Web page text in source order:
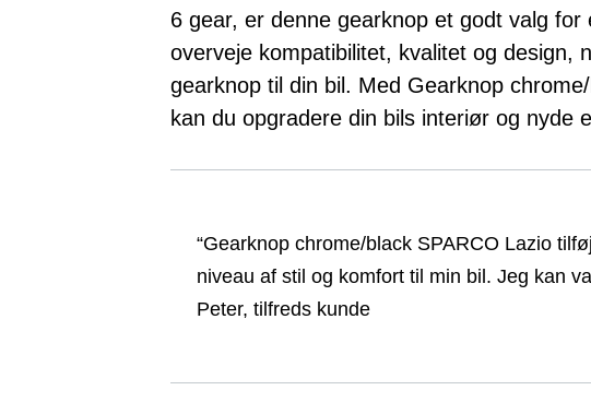
6 gear, er denne gearknop et godt valg for
overveje kompatibilitet, kvalitet og design,
gearknop til din bil. Med Gearknop
kan du opgradere din bils interiør og nyde
“Gearknop chrome/black SPARCO Lazio
niveau af stil og komfort til min bil. Jeg kan
Peter, tilfreds kunde